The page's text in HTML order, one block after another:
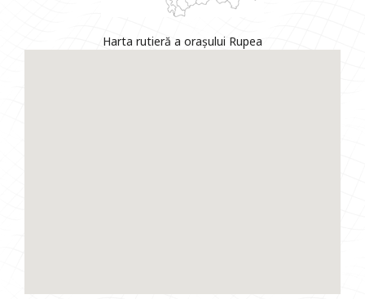
Harta rutieră a orașului Rupea